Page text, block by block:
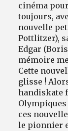
cinéma
toujours,
nouvelle
Pottlitzer),
Edgar
mémoire
Cette
glisse !
handiskate
ces
le pionnier